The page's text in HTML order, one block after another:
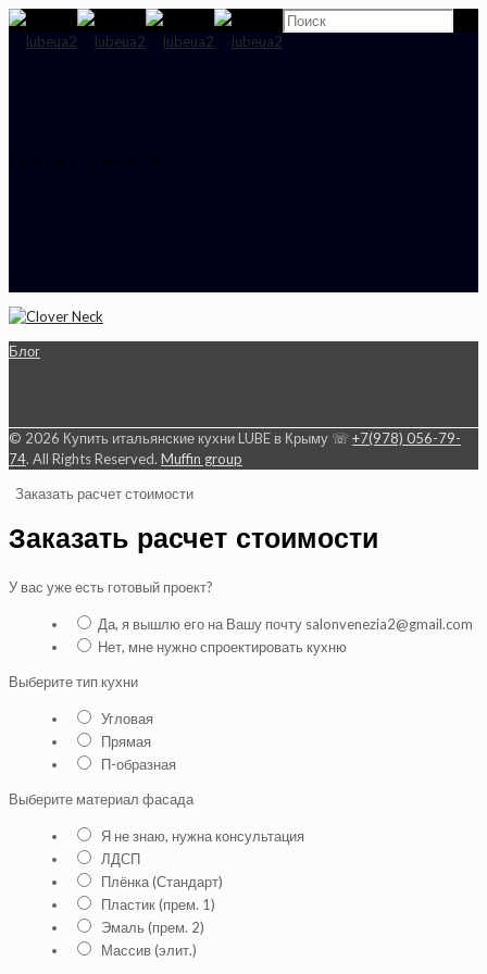
clover-neck-3
Блог
© 2026 Купить итальянские кухни LUBE в Крыму ☏+7(978) 056-79-
74. All Rights Reserved. Muffin group
Заказать расчет стоимости
Заказать расчет стоимости
У вас уже есть готовый проект?
Да, я вышлю его на Вашу почту salonvenezia2@gmail.com
Нет, мне нужно спроектировать кухню
Выберите тип кухни
Угловая
Прямая
П-образная
Выберите материал фасада
Я не знаю, нужна консультация
ЛДСП
Плёнка (Стандарт)
Пластик (прем. 1)
Эмаль (прем. 2)
Массив (элит.)